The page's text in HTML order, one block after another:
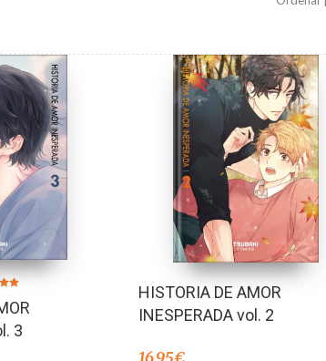
3
HISTORIA DE AMOR
INESPERADA vol. 2